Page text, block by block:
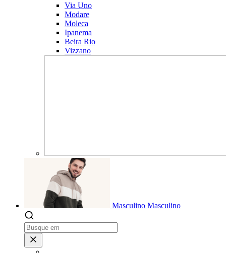
Via Uno
Modare
Moleca
Ipanema
Beira Rio
Vizzano
Masculino Masculino